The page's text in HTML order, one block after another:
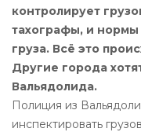
контролирует
тахографы, и
груза. Всё это
Другие города
Вальядолида.
Полиция из
инспектировать